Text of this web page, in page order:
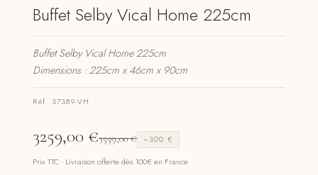
Buffet Selby Vical Home 225cm
Buffet Selby Vical Home 225cm
Dimensions : 225cm x 46cm x 90cm
Réf. 37389-VH
3259,00 €3559,00€ −300 €
Prix TTC · Livraison offerte dès 100€ en France